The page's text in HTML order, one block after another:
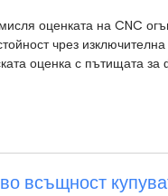
оценката на CNC
чрез
оценка с пътищата
всъщност